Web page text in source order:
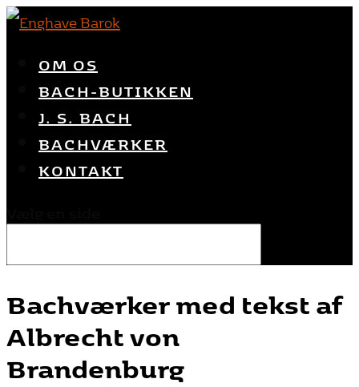
OM OS
BACH-BUTIKKEN
J. S. BACH
BACHVÆRKER
KONTAKT
Bachværker med tekst af
Albrecht von
Brandenburg